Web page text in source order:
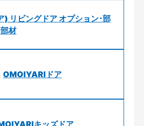
リビングドア オプション･部
材
OMOIYARIドア